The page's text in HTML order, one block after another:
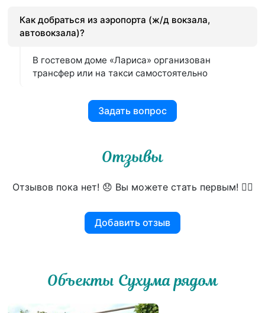
Как добраться из аэропорта (ж/д вокзала,
автовокзала)?
В гостевом доме «Лариса» организован
трансфер или на такси самостоятельно
Задать вопрос
Отзывы
Отзывов пока нет! 😞 Вы можете стать первым! 👍🏻
Добавить отзыв
Объекты Сухума рядом